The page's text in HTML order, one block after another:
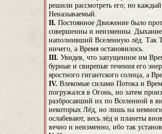
решили рассмотреть его; но
Неназываемый.
II. Постоянное Движение было
совершенны и неизменны. Дыхание
наполнивший Вселенную лёд. Так
ничего, а Время остановилось.
III. Увидев, что запущенное им
бурные и свирепые течения его
яростного гигантского солнца, а
IV. Влекомые силами Потока и
погружался в Огонь, но затем
разбросавший их по Вселенной в
некоторых Лёд, но лишь на
ослабевают, весь лёд и планеты
вечно и неизменно, ибо так